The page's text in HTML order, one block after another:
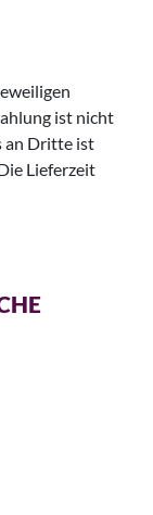
ist nicht
an Dritte ist
Lieferzeit